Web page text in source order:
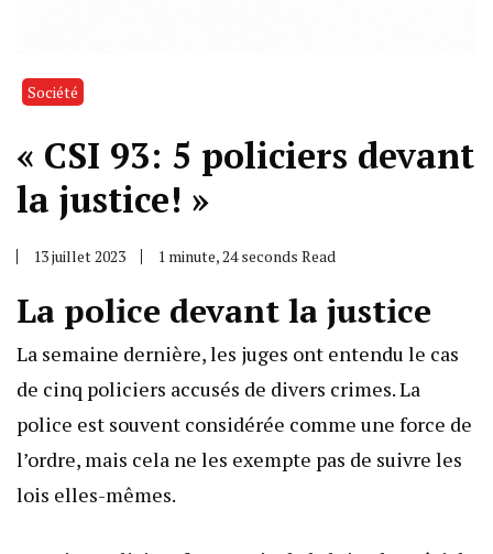
Société
« CSI 93: 5 policiers devant
la justice! »
13 juillet 2023 1 minute, 24 seconds Read
La police devant la justice
La semaine dernière, les juges ont entendu le cas
de cinq policiers accusés de divers crimes. La
police est souvent considérée comme une force de
l’ordre, mais cela ne les exempte pas de suivre les
lois elles-mêmes.